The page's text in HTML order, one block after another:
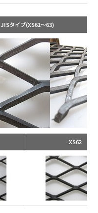
JISタイプ(XS61～63)
XS62